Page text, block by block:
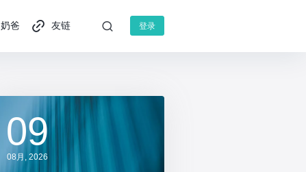
奶爸 友链 登录
09
08月, 2026